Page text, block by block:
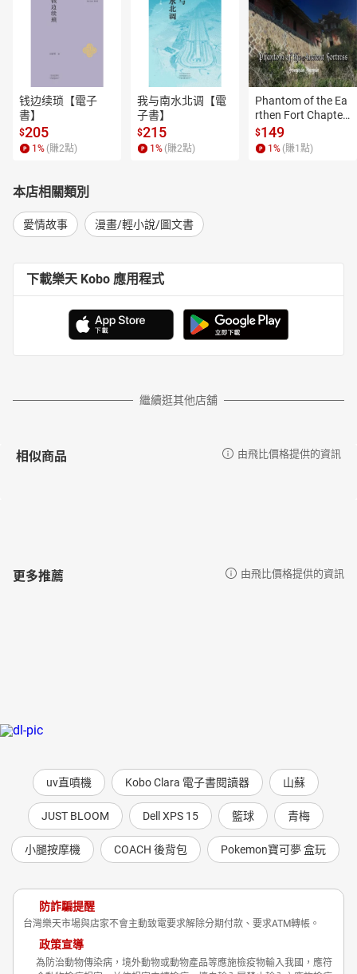
钱边续琐【電子
書】
$205
1 % (賺2點)
我与南水北调【電
子書】
$215
1 % (賺2點)
Phantom of the Ea
rthen Fort Chapter
4【有聲書】
$149
1 % (賺1 點)
本店相關類別
愛情故事 漫畫/輕小說/圖文書
下載樂天 Kobo 應用程式
繼續逛其他店舖
相似商品 由飛比價格提供的資訊
更多推薦 由飛比價格提供的資訊
uv直噴機 Kobo Clara 電子書閱讀器 山蘇
JUST BLOOM Dell XPS 15 籃球 青梅
小腿按摩機 COACH 後背包 Pokemon寶可夢 盒玩
防詐騙提醒
台灣樂天市場與店家不會主動致電要求解除分期付款、要求ATM轉帳。
政策宣導
為防治動物傳染病，境外動物或動物產品等應施檢疫物輸入我國，應符